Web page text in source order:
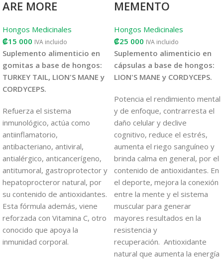
ARE MORE
Hongos Medicinales
₡15 000 IVA incluido
Suplemento alimenticio en
gomitas a base de hongos:
TURKEY TAIL, LION'S MANE y
CORDYCEPS.
Refuerza el sistema
inmunológico, actúa como
antiinflamatorio,
antibacteriano, antiviral,
antialérgico, anticancerígeno,
antitumoral, gastroprotector y
hepatoprocteror natural, por
su contenido de antioxidantes.
Esta fórmula además, viene
reforzada con Vitamina C, otro
conocido que apoya la
inmunidad corporal.
MEMENTO
Hongos Medicinales
₡25 000 IVA incluido
Suplemento alimenticio en
cápsulas a base de hongos:
LION'S MANE y CORDYCEPS.
Potencia el rendimiento mental
y de enfoque, contrarresta el
daño celular y declive
cognitivo, reduce el estrés,
aumenta el riego sanguíneo y
brinda calma en general, por el
contenido de antioxidantes. En
el deporte, mejora la conexión
entre la mente y el sistema
muscular para generar
mayores resultados en la
resistencia y
recuperación. Antioxidante
natural que aumenta la energía